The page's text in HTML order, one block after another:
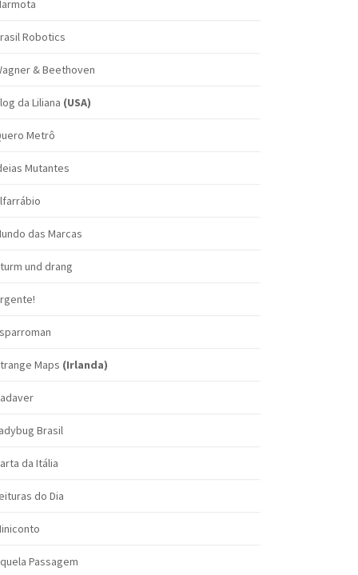
Robotics
& Beethoven
da Liliana (USA)
Metrô
Mutantes
das Marcas
und drang
Maps (Irlanda)
Brasil
da Itália
do Dia
Passagem